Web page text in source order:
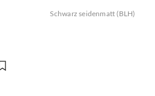
Schwarz seidenmatt (BLH)